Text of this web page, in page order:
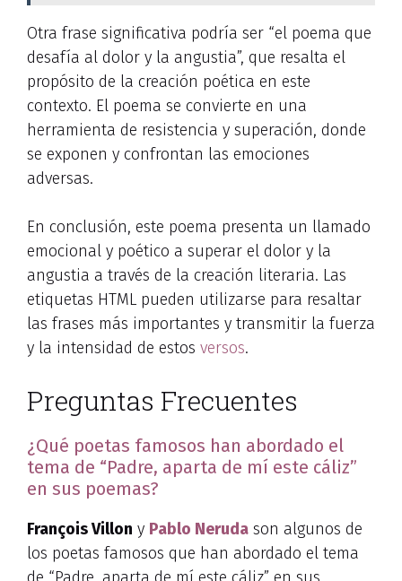
Otra frase significativa podría ser “el poema que
desafía al dolor y la angustia”, que resalta el
propósito de la creación poética en este
contexto. El poema se convierte en una
herramienta de resistencia y superación, donde
se exponen y confrontan las emociones
adversas.
En conclusión, este poema presenta un llamado
emocional y poético a superar el dolor y la
angustia a través de la creación literaria. Las
etiquetas HTML pueden utilizarse para resaltar
las frases más importantes y transmitir la fuerza
y la intensidad de estos versos.
Preguntas Frecuentes
¿Qué poetas famosos han abordado el
tema de “Padre, aparta de mí este cáliz”
en sus poemas?
François Villon y Pablo Neruda son algunos de
los poetas famosos que han abordado el tema